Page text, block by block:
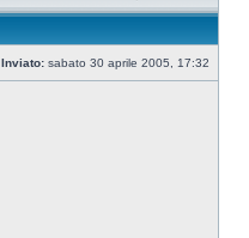
Inviato: sabato 30 aprile 2005, 17:32